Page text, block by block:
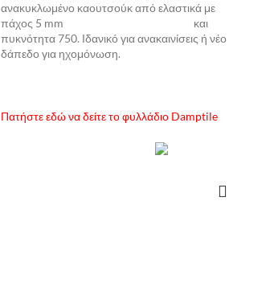
ανακυκλωμένο καουτσούκ από ελαστικά με
πάχος 5 mm και
πυκνότητα 750. Ιδανικό για ανακαινίσεις ή νέο
δάπεδο για ηχομόνωση.
Πατήστε εδώ να δείτε το φυλλάδιο Damptile